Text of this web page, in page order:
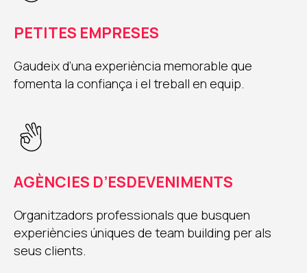
PETITES EMPRESES
Gaudeix d’una experiència memorable que
fomenta la confiança i el treball en equip.
AGÈNCIES D’ESDEVENIMENTS
Organitzadors professionals que busquen
experiències úniques de team building per als
seus clients.